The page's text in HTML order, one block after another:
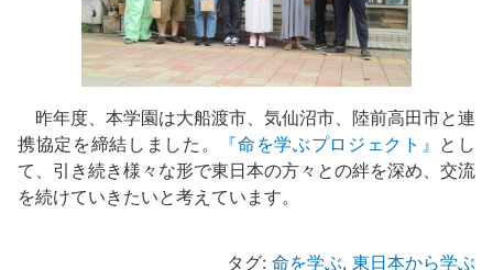
昨年度、本学園は大船渡市、気仙沼市、陸前高田市と連
携協定を締結しました。
『命を学ぶプロジェクト』 とし
て、引き続き様々な形で東日本の方々との絆を深め、交流
を続けていきたいと考えています。
タグ: 命を学ぶ, 東日本から学ぶ